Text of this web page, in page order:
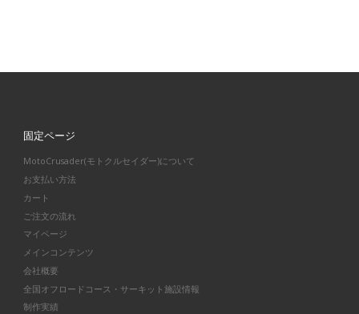
固定ページ
MotoCrusader(モトクルセイダー)について
お支払い方法
カート
ご注文の流れ
マイページ
メインコンテンツ
会社概要
全国オフロードコース・サーキット施設情報
制作実績